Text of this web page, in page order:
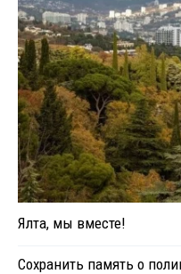
Ялта, мы вместе!
Сохранить память о